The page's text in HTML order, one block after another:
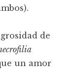
de
un amor